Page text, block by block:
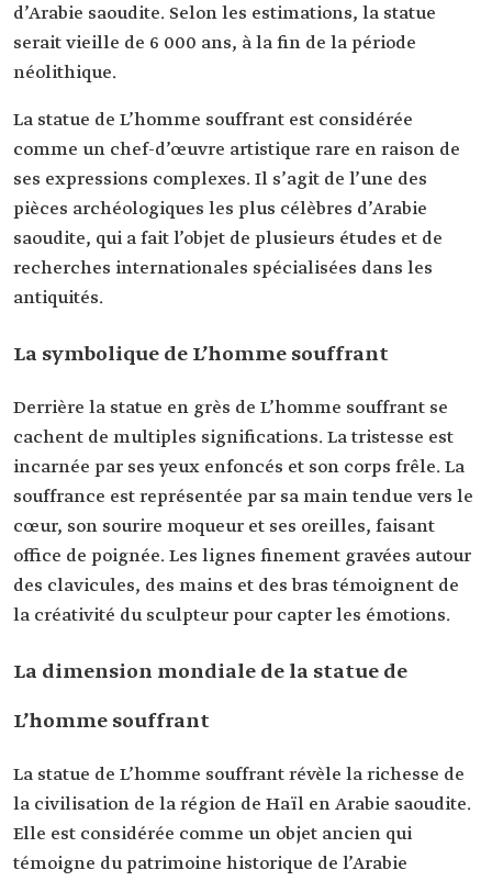
d’Arabie saoudite. Selon les estimations, la statue
serait vieille de 6 000 ans, à la fin de la période
néolithique.
La statue de L’homme souffrant est considérée
comme un chef-d’œuvre artistique rare en raison de
ses expressions complexes. Il s’agit de l’une des
pièces archéologiques les plus célèbres d’Arabie
saoudite, qui a fait l’objet de plusieurs études et de
recherches internationales spécialisées dans les
antiquités.
La symbolique de L’homme souffrant
Derrière la statue en grès de L’homme souffrant se
cachent de multiples significations. La tristesse est
incarnée par ses yeux enfoncés et son corps frêle. La
souffrance est représentée par sa main tendue vers le
cœur, son sourire moqueur et ses oreilles, faisant
office de poignée. Les lignes finement gravées autour
des clavicules, des mains et des bras témoignent de
la créativité du sculpteur pour capter les émotions.
La dimension mondiale de la statue de
L’homme souffrant
La statue de L’homme souffrant révèle la richesse de
la civilisation de la région de Haïl en Arabie saoudite.
Elle est considérée comme un objet ancien qui
témoigne du patrimoine historique de l’Arabie